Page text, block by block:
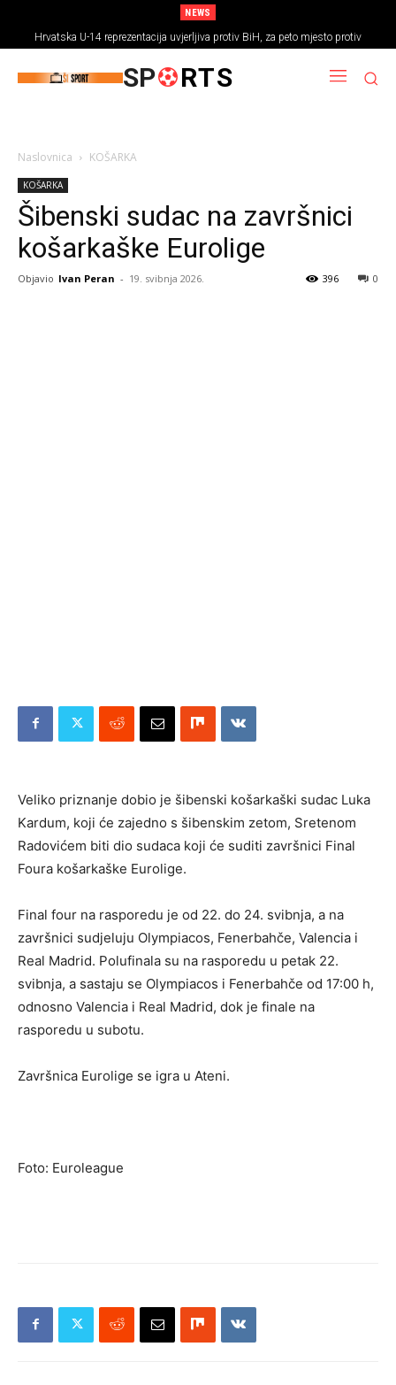
NEWS
Hrvatska U-14 reprezentacija uvjerljiva protiv BiH, za peto mjesto protiv
Rumunjske
SP RTS
Naslovnica KOŠARKA
KOŠARKA
Šibenski sudac na završnici
košarkaške Eurolige
Objavio Ivan Peran - 19. svibnja 2026. 0
396
Veliko priznanje dobio je šibenski košarkaški sudac Luka
Kardum, koji će zajedno s šibenskim zetom, Sretenom
Radovićem biti dio sudaca koji će suditi završnici Final
Foura košarkaške Eurolige.
Final four na rasporedu je od 22. do 24. svibnja, a na
završnici sudjeluju Olympiacos, Fenerbahče, Valencia i
Real Madrid. Polufinala su na rasporedu u petak 22.
svibnja, a sastaju se Olympiacos i Fenerbahče od 17:00 h,
odnosno Valencia i Real Madrid, dok je finale na
rasporedu u subotu.
Završnica Eurolige se igra u Ateni.
Foto: Euroleague